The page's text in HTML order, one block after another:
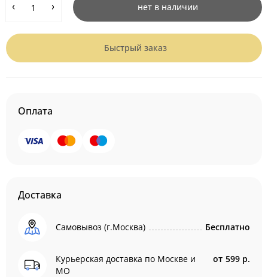
нет в наличии
Быстрый заказ
Оплата
Доставка
Самовывоз (г.Москва) Бесплатно
Курьерская доставка по Москве и
МО
от 599 р.